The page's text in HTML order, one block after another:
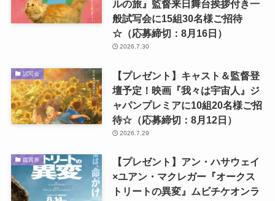
ルの旅』監督来日舞台挨拶付き一
般試写会に15組30名様ご招待
☆（応募締切：8月16日）
2026.7.30
試写会
【プレゼント】キャスト＆監督登
壇予定！映画『我々は宇宙人』ジ
ャパンプレミアに10組20名様ご招
待☆（応募締切：8月12日）
2026.7.29
鑑賞券
【プレゼント】アン・ハサウェイ
×ユアン・マクレガー『オークス
トリートの異変』ムビチケオンラ